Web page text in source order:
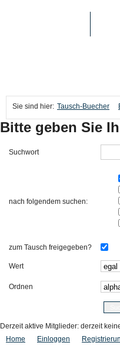
Sie sind hier: Tausch-Buecher
Bitte geben Sie
Suchwort
nach folgendem suchen:
zum Tausch freigegeben?
Wert
Ordnen
Derzeit aktive Mitglieder: derzeit
Home
Einloggen